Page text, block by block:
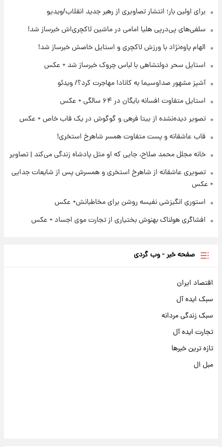
۲۱ ساعت پیش
لحظه برخورد رعد و برق به ساختمان مرکز تجارت
جهانی در آمریکا + فیلم
۲۱ ساعت پیش
برای اولین بار؛ انتشار تصاویری از رهبر جدید
انقلاب/ویدیو
تصاویر عمامه بستن به شیوه خاتمی/ویدیو
برای اولین بار؛ انتشار تصاویری از رهبر جدید انقلاب/ویدیو
سلفی‌های پی‌درپی هلیا امامی در ماشین لاکچری‌اش خبرساز شد!
الهام پاوه‌نژاد با ورزش لاکچری و استایل خاصش خبرساز شد!
استایل سحر دولتشاهی با لباس چروک خبرساز شد + عکس
آشپز مشهور صداوسیما به کانادا مهاجرت کرد؟/ ویدئو
استایل متفاوت افسانه بایگان در ۶۴ سالگی + عکس
تصویر دیده‌نشده از بیتا فرهی و گوگوش در یک قاب خاص + عکس
قاب عاشقانه و پست متفاوت همسر شاهرخ استخری!
خانه مجلل محمد صلاح، جایی که او مثل پادشاه زندگی می‌کند | تصاویر
تصویری عاشقانه از شاهرخ استخری و همسرش پس از شایعات جدایی
+ عکس
استوری انگیزشی نفیسه روشن برای مخاطبانش+ عکس
افشاگری هولناک بهنوش بختیاری از تجارت موی اجساد + عکس
صفحه خبر - وب گردی
اقتصاد ایران
سبک ایده آل
سبک زندگی مردانه
تجارت ایده آل
تازه ترین خبرها
مبل ال